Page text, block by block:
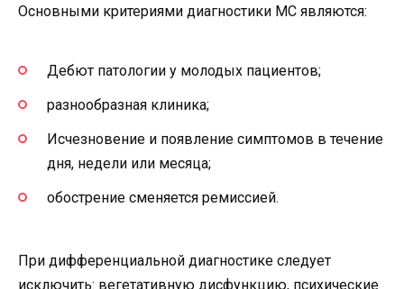
Основными критериями диагностики МС являются:
Дебют патологии у молодых пациентов;
разнообразная клиника;
Исчезновение и появление симптомов в течение
дня, недели или месяца;
обострение сменяется ремиссией.
При дифференциальной диагностике следует
исключить: вегетативную дисфункцию, психические